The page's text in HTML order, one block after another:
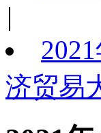
|
济贸易